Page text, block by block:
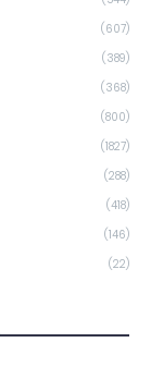
(607)
(389)
(368)
(800)
(1827)
(288)
(418)
(146)
(22)